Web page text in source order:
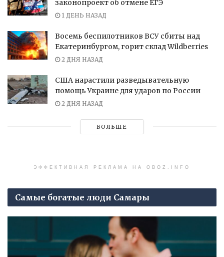
законопроект об отмене ЕГЭ
1 ДЕНЬ НАЗАД
Восемь беспилотников ВСУ сбиты над
Екатеринбургом, горит склад Wildberries
2 ДНЯ НАЗАД
США нарастили разведывательную
помощь Украине для ударов по России
2 ДНЯ НАЗАД
БОЛЬШЕ
ЭФФЕКТИВНАЯ РЕКЛАМА НА OBOZ.INFO
Самые богатые люди Самары